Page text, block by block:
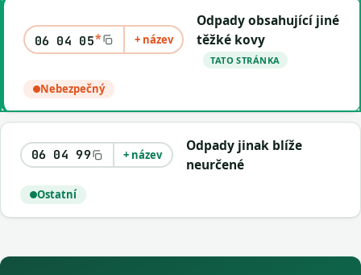
06 04 05* + název
Odpady obsahující jiné
těžké kovy
TATO STRÁNKA
Nebezpečný
06 04 99 + název
Odpady jinak blíže
neurčené
Ostatní